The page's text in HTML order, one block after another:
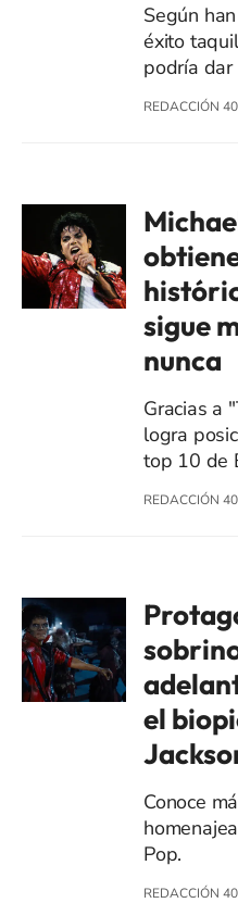
Según
éxito
podría dar
REDACCIÓN
sigue
nunca
Gracias a
logra
top 10 de
REDACCIÓN
el
Conoce
Pop.
REDACCIÓN